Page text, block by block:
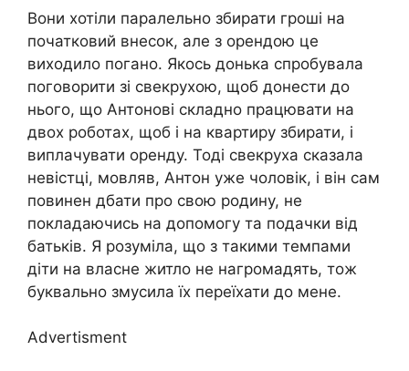
Вони хотіли паралельно збирати гроші на
початковий внесок, але з орендою це
виходило погано. Якось донька спробувала
поговорити зі свекрухою, щоб донести до
нього, що Антонові складно працювати на
двох роботах, щоб і на квартиру збирати, і
виплачувати оренду. Тоді свекруха сказала
невістці, мовляв, Антон уже чоловік, і він сам
повинен дбати про свою родину, не
покладаючись на допомогу та подачки від
батьків. Я розуміла, що з такими темпами
діти на власне житло не нагромадять, тож
буквально змусила їх переїхати до мене.
Advertisment